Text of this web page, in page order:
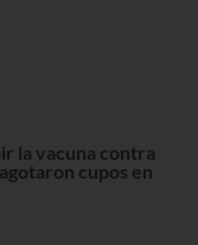
la vacuna contra
cupos en